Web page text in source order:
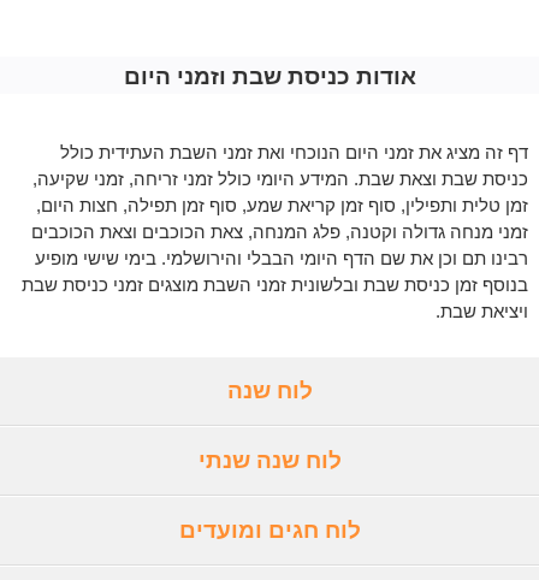
אודות כניסת שבת וזמני היום
דף זה מציג את זמני היום הנוכחי ואת זמני השבת העתידית כולל
כניסת שבת וצאת שבת. המידע היומי כולל זמני זריחה, זמני שקיעה,
זמן טלית ותפילין, סוף זמן קריאת שמע, סוף זמן תפילה, חצות היום,
זמני מנחה גדולה וקטנה, פלג המנחה, צאת הכוכבים וצאת הכוכבים
רבינו תם וכן את שם הדף היומי הבבלי והירושלמי. בימי שישי מופיע
בנוסף זמן כניסת שבת ובלשונית זמני השבת מוצגים זמני כניסת שבת
ויציאת שבת.
לוח שנה
לוח שנה שנתי
לוח חגים ומועדים